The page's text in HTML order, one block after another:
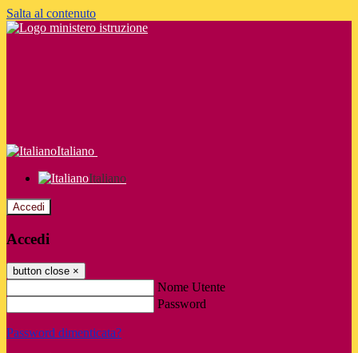
Salta al contenuto
Italiano
Italiano
Accedi
Accedi
button close ×
Nome Utente
Password
Password dimenticata?